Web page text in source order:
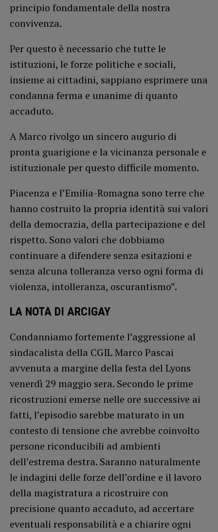
principio fondamentale della nostra
convivenza.
Per questo è necessario che tutte le
istituzioni, le forze politiche e sociali,
insieme ai cittadini, sappiano esprimere una
condanna ferma e unanime di quanto
accaduto.
A Marco rivolgo un sincero augurio di
pronta guarigione e la vicinanza personale e
istituzionale per questo difficile momento.
Piacenza e l’Emilia-Romagna sono terre che
hanno costruito la propria identità sui valori
della democrazia, della partecipazione e del
rispetto. Sono valori che dobbiamo
continuare a difendere senza esitazioni e
senza alcuna tolleranza verso ogni forma di
violenza, intolleranza, oscurantismo”.
LA NOTA DI ARCIGAY
Condanniamo fortemente l’aggressione al
sindacalista della CGIL Marco Pascai
avvenuta a margine della festa del Lyons
venerdì 29 maggio sera. Secondo le prime
ricostruzioni emerse nelle ore successive ai
fatti, l’episodio sarebbe maturato in un
contesto di tensione che avrebbe coinvolto
persone riconducibili ad ambienti
dell’estrema destra. Saranno naturalmente
le indagini delle forze dell’ordine e il lavoro
della magistratura a ricostruire con
precisione quanto accaduto, ad accertare
eventuali responsabilità e a chiarire ogni